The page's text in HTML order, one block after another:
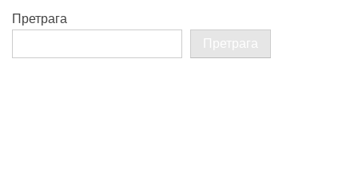
Претрага
Претрага